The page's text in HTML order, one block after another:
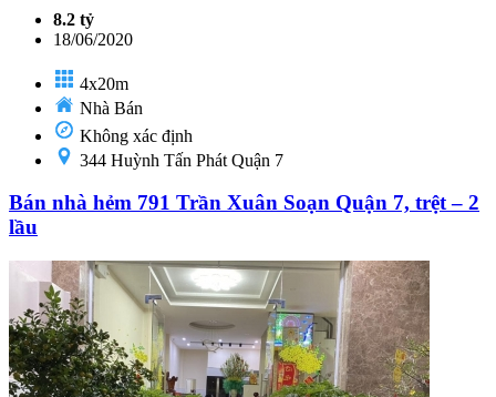
8.2 tỷ
18/06/2020
4x20m
Nhà Bán
Không xác định
344 Huỳnh Tấn Phát Quận 7
Bán nhà hẻm 791 Trần Xuân Soạn Quận 7, trệt – 2
lầu